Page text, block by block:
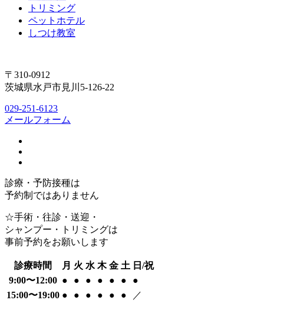
トリミング
ペットホテル
しつけ教室
〒310-0912
茨城県水戸市見川5-126-22
029-251-6123
メールフォーム
診療・予防接種は
予約制ではありません
☆手術・往診・送迎・
シャンプー・トリミングは
事前予約をお願いします
診療時間 月 火 水 木 金 土 日/祝
9:00〜12:00 ● ● ● ● ● ●
●
15:00〜19:00 ● ● ● ● ● ● ／